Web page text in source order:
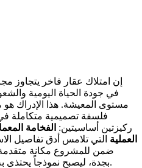
إن امتلاك عقار فاخر يتجاوز
في جودة الحياة اليومية
مستوى المعيشة. هذا الإدراك هو
فلسفة تصميمية متكاملة
ركيزتين أساسيتين: الفخامة
العملية التي تلامس أدق تفاصيل
ضمن للمشروع مكانة
بجدة، ليصبح نموذجاً يحتذى به في البناء العصري عالي الجودة.